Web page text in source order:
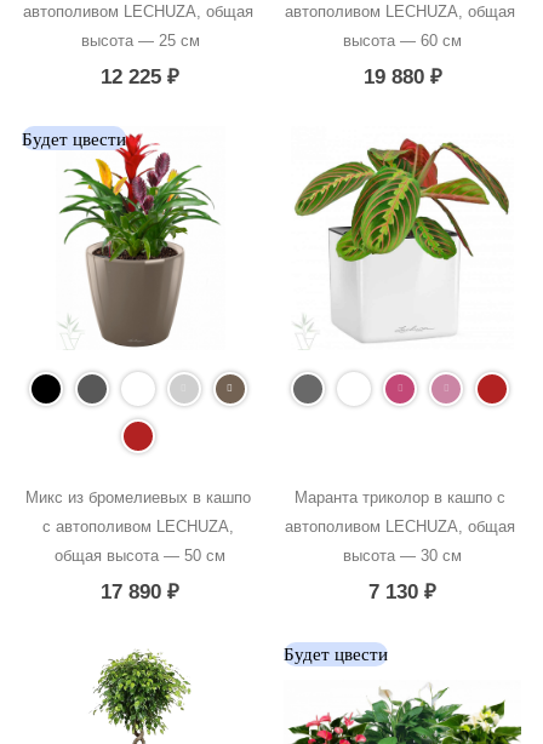
автополивом LECHUZA, общая
высота — 25 см
12 225₽
автополивом LECHUZA, общая
высота — 60 см
19 880 ₽
Будет цвести
Микс из бромелиевых в кашпо
с автополивом LECHUZA,
общая высота — 50 см
17 890₽
Маранта триколор в кашпо с
автополивом LECHUZA, общая
высота — 30 см
7 130₽
Будет цвести